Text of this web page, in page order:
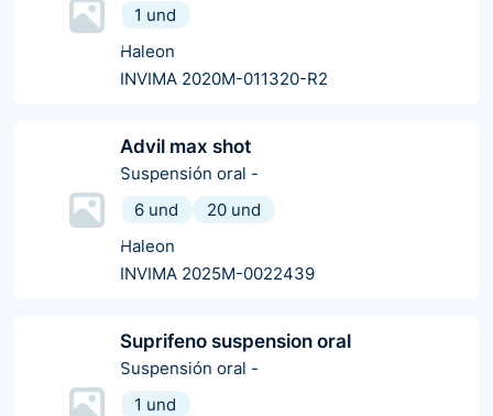
1 und
Haleon
INVIMA 2020M-011320-R2
Advil max shot
Suspensión oral -
6 und
20 und
Haleon
INVIMA 2025M-0022439
Suprifeno suspension oral
Suspensión oral -
1 und